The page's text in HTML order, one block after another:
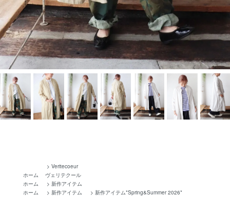
ホーム
> Veritecoeur
ヴェリテクール
ホーム
> 新作アイテム
ホーム
> 新作アイテム > 新作アイテム*Spring&Summer 2026*